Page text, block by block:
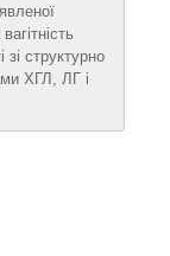
структурно
ХГЛ, ЛГ і